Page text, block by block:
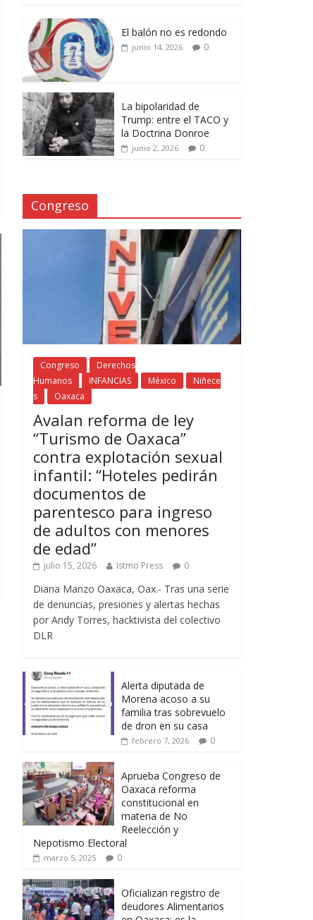
El balón no es redondo
junio 14, 2026 0
La bipolaridad de
Trump: entre el TACO y
la Doctrina Donroe
junio 2, 2026 0
Congreso
Congreso
Derechos
Humanos
INFANCIAS México
Niñece
s
Oaxaca
Avalan reforma de ley
“Turismo de Oaxaca”
contra explotación sexual
infantil: “Hoteles pedirán
documentos de
parentesco para ingreso
de adultos con menores
de edad”
julio 15, 2026 Istmo Press 0
Diana Manzo Oaxaca, Oax.- Tras una serie
de denuncias, presiones y alertas hechas
por Andy Torres, hacktivista del colectivo
DLR
Alerta diputada de
Morena acoso a su
familia tras sobrevuelo
de dron en su casa
febrero 7, 2026 0
Aprueba Congreso de
Oaxaca reforma
constitucional en
materia de No
Reelección y
Nepotismo Electoral
marzo 5, 2025 0
Oficializan registro de
deudores Alimentarios